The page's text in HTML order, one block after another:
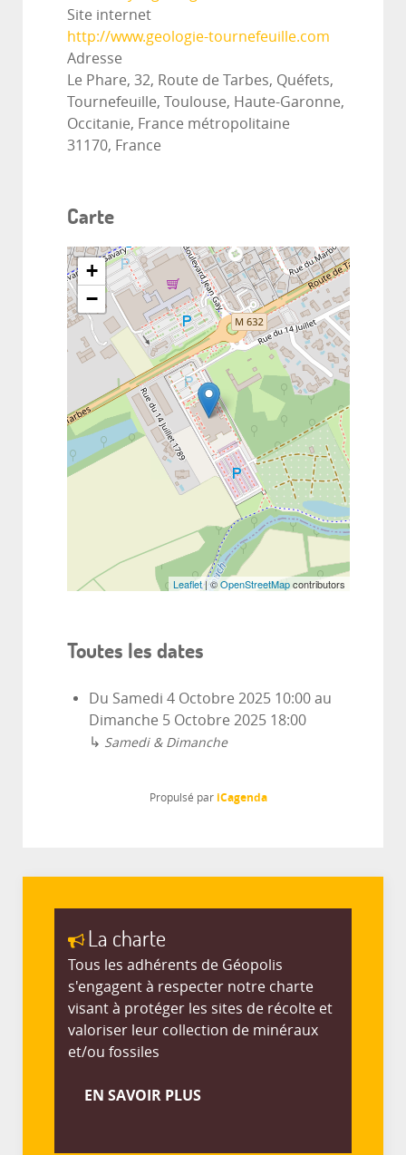
Site internet
http://www.geologie-tournefeuille.com
Adresse
Le Phare, 32, Route de Tarbes, Quéfets,
Tournefeuille, Toulouse, Haute-Garonne,
Occitanie, France métropolitaine
31170, France
Carte
+
−
Leaflet| ©OpenStreetMapcontributors
Toutes les dates
Du Samedi 4 Octobre 2025 10:00 au
Dimanche 5 Octobre 2025 18:00
↳ Samedi & Dimanche
Propulsé par iCagenda
La charte
Tous les adhérents de Géopolis
s'engagent à respecter notre charte
visant à protéger les sites de récolte et
valoriser leur collection de minéraux
et/ou fossiles
EN SAVOIR PLUS